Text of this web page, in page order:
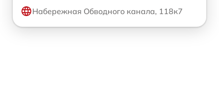
Набережная Обводного канала, 118к7